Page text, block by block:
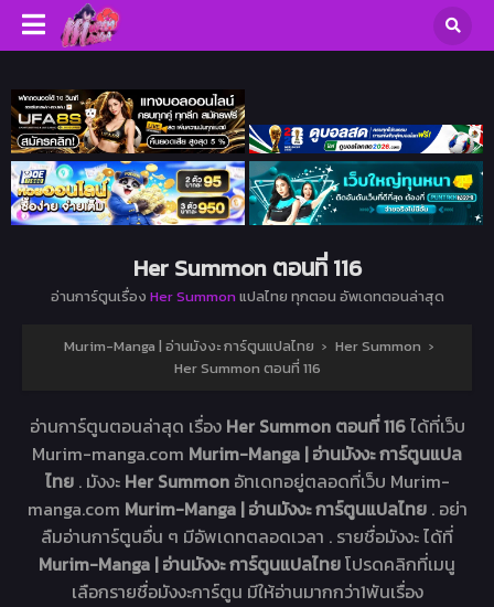
Her Summon ตอนที่ 116
อ่านการ์ตูนเรื่อง Her Summon แปลไทย ทุกตอน อัพเดทตอนล่าสุด
Murim-Manga | อ่านมังงะ การ์ตูนแปลไทย › Her Summon ›
Her Summon ตอนที่ 116
อ่านการ์ตูนตอนล่าสุด เรื่อง Her Summon ตอนที่ 116ได้ที่เว็บ
Murim-manga.com Murim-Manga | อ่านมังงะ การ์ตูนแปล
ไทย . มังงะ Her Summon อัทเดทอยู่ตลอดที่เว็บ Murim-
manga.com Murim-Manga | อ่านมังงะ การ์ตูนแปลไทย . อย่า
ลืมอ่านการ์ตูนอื่น ๆ มีอัพเดทตลอดเวลา . รายชื่อมังงะ ได้ที่
Murim-Manga | อ่านมังงะ การ์ตูนแปลไทยโปรดคลิกที่เมนู
เลือกรายชื่อมังงะการ์ตูน มีให้อ่านมากกว่า1พันเรื่อง